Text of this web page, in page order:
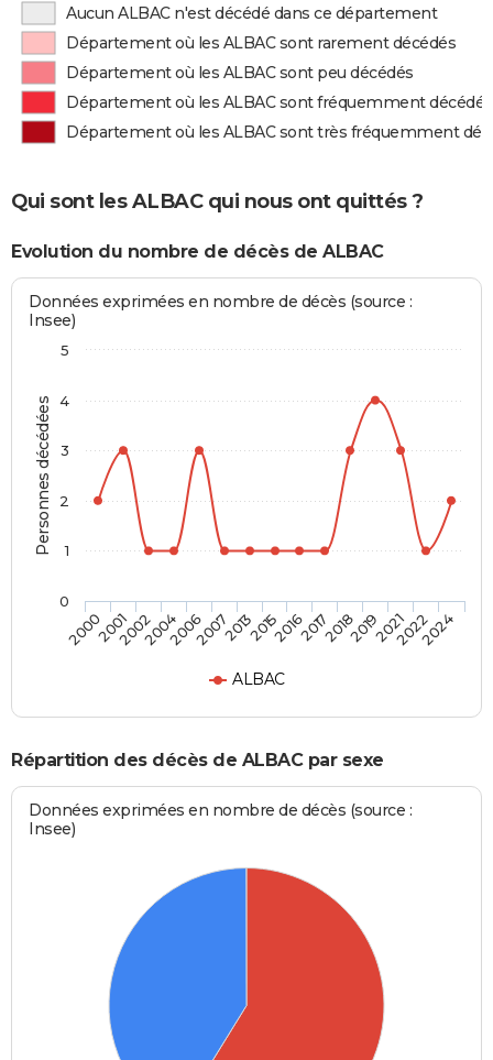
Aucun ALBAC n'est décédé dans ce département
Département où les ALBAC sont rarement décédés
Département où les ALBAC sont peu décédés
Département où les ALBAC sont fréquemment décédés
Département où les ALBAC sont très fréquemment
Qui sont les ALBAC qui nous ont quittés ?
Evolution du nombre de décès de ALBAC
Personnes décédées
Données exprimées en nombre de décès (source :
Insee)
ALBAC
200020012002200420062007201320152016201720182019202120222024
0
1
2
3
4
5
Répartition des décès de ALBAC par sexe
Données exprimées en nombre de décès (source :
Insee)